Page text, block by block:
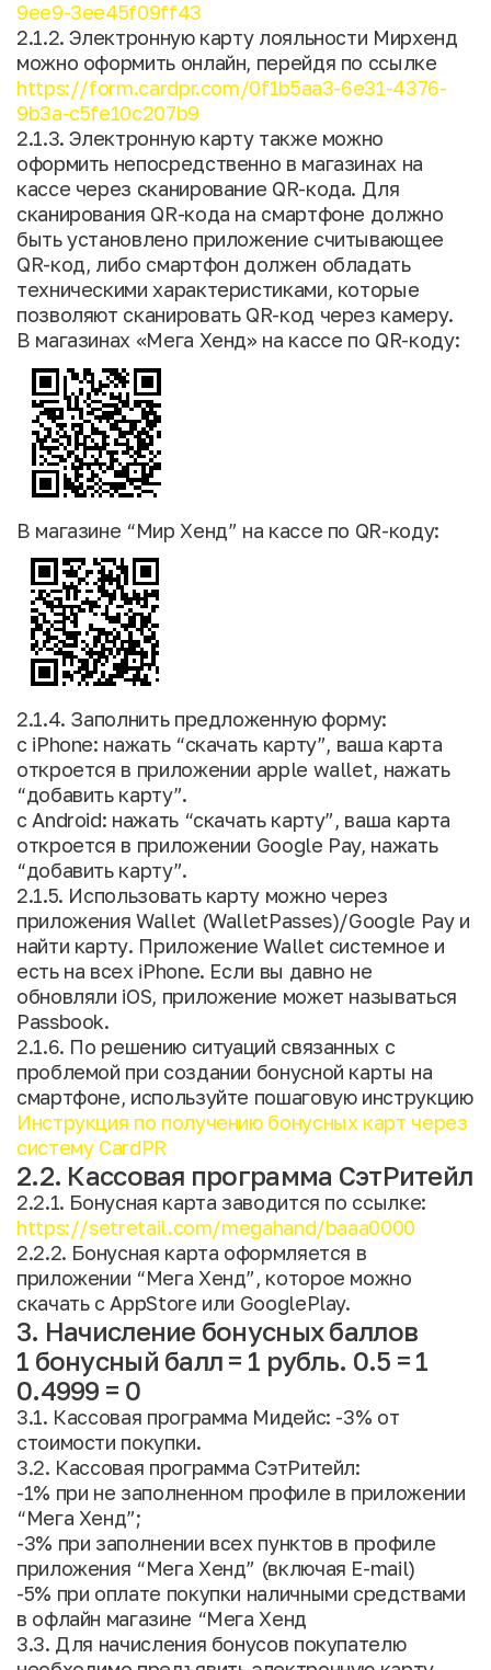
9ee9-3ee45f09ff43
2.1.2. Электронную карту лояльности Мирхенд
можно оформить онлайн, перейдя по ссылке
https://form.cardpr.com/0f1b5aa3-6e31-4376-
9b3a-c5fe10c207b9
2.1.3. Электронную карту также можно
оформить непосредственно в магазинах на
кассе через сканирование QR-кода. Для
сканирования QR-кода на смартфоне должно
быть установлено приложение считывающее
QR-код, либо смартфон должен обладать
техническими характеристиками, которые
позволяют сканировать QR-код через камеру.
В магазинах «Мега Хенд» на кассе по QR-коду:
В магазине “Мир Хенд” на кассе по QR-коду:
2.1.4. Заполнить предложенную форму:
с iPhone: нажать “скачать карту”, ваша карта
откроется в приложении apple wallet, нажать
“добавить карту”.
с Android: нажать “скачать карту”, ваша карта
откроется в приложении Google Pay, нажать
“добавить карту”.
2.1.5. Использовать карту можно через
приложения Wallet (WalletPasses)/Google Pay и
найти карту. Приложение Wallet системное и
есть на всех iPhone. Если вы давно не
обновляли iOS, приложение может называться
Passbook.
2.1.6. По решению ситуаций связанных с
проблемой при создании бонусной карты на
смартфоне, используйте пошаговую инструкцию
Инструкция по получению бонусных карт через
систему CardPR
2.2. Кассовая программа СэтРитейл
2.2.1. Бонусная карта заводится по ссылке:
https://setretail.com/megahand/baaa0000
2.2.2. Бонусная карта оформляется в
приложении “Мега Хенд”, которое можно
скачать с AppStore или GooglePlay.
3. Начисление бонусных баллов
1 бонусный балл = 1 рубль. 0.5 = 1
0.4999 = 0
3.1. Кассовая программа Мидейс: -3% от
стоимости покупки.
3.2. Кассовая программа СэтРитейл:
-1% при не заполненном профиле в приложении
“Мега Хенд”;
-3% при заполнении всех пунктов в профиле
приложения “Мега Хенд” (включая E-mail)
-5% при оплате покупки наличными средствами
в офлайн магазине “Мега Хенд
3.3. Для начисления бонусов покупателю